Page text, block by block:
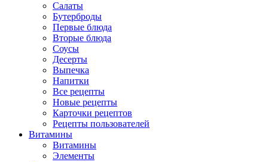
Салаты
Бутерброды
Первые блюда
Вторые блюда
Соусы
Десерты
Выпечка
Напитки
Все рецепты
Новые рецепты
Карточки рецептов
Рецепты пользователей
Витамины
Витамины
Элементы